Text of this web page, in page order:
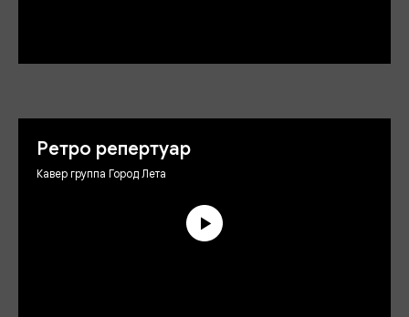
Ретро репертуар
Кавер группа Город Лета